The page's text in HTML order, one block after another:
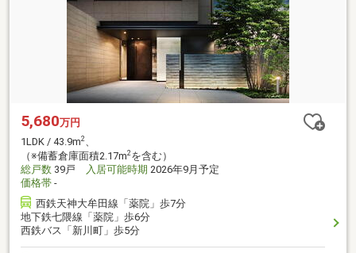
5,680万円
1LDK / 43.9m2 、
（※備蓄倉庫面積2.17m2を含む）
総戸数 39戸 入居可能時期 2026年9月予定
価格帯 -
西鉄天神大牟田線「薬院」歩7分
地下鉄七隈線「薬院」歩6分
西鉄バス「新川町」歩5分